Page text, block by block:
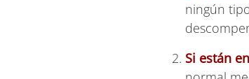
ningún
Si están